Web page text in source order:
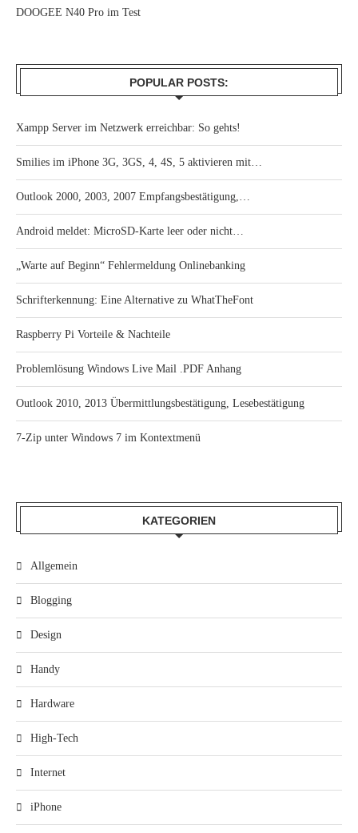
DOOGEE N40 Pro im Test
POPULAR POSTS:
Xampp Server im Netzwerk erreichbar: So gehts!
Smilies im iPhone 3G, 3GS, 4, 4S, 5 aktivieren mit…
Outlook 2000, 2003, 2007 Empfangsbestätigung,…
Android meldet: MicroSD-Karte leer oder nicht…
„Warte auf Beginn“ Fehlermeldung Onlinebanking
Schrifterkennung: Eine Alternative zu WhatTheFont
Raspberry Pi Vorteile & Nachteile
Problemlösung Windows Live Mail .PDF Anhang
Outlook 2010, 2013 Übermittlungsbestätigung, Lesebestätigung
7-Zip unter Windows 7 im Kontextmenü
KATEGORIEN
Allgemein
Blogging
Design
Handy
Hardware
High-Tech
Internet
iPhone